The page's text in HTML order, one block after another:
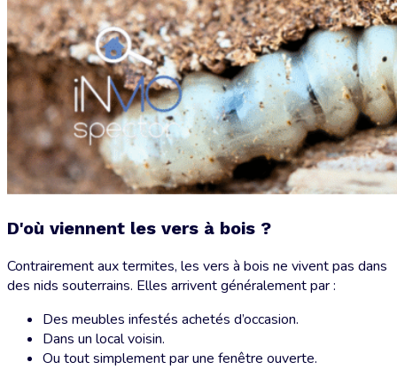
D'où viennent les vers à bois ?
Contrairement aux termites, les vers à bois ne vivent pas dans
des nids souterrains. Elles arrivent généralement par :
Des meubles infestés achetés d’occasion.
Dans un local voisin.
Ou tout simplement par une fenêtre ouverte.